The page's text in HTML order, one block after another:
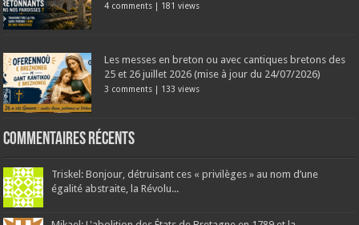
4 comments | 181 views
Les messes en breton ou avec cantiques bretons des
25 et 26 juillet 2026 (mise à jour du 24/07/2026)
3 comments | 133 views
Commentaires récents
Triskel: Bonjour, détruisant ces « privilèges » au nom d’une
égalité abstraite, la Révolu...